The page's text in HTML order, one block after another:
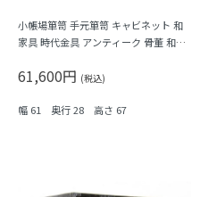
小帳場箪笥 手元箪笥 キャビネット 和
家具 時代金具 アンティーク 骨董 和モ
61,600円 (税込)
幅 61 奥行 28 高さ 67